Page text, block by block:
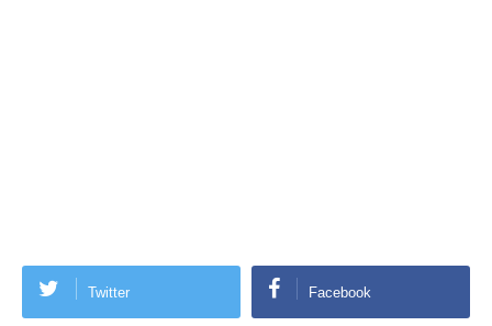
Twitter Facebook